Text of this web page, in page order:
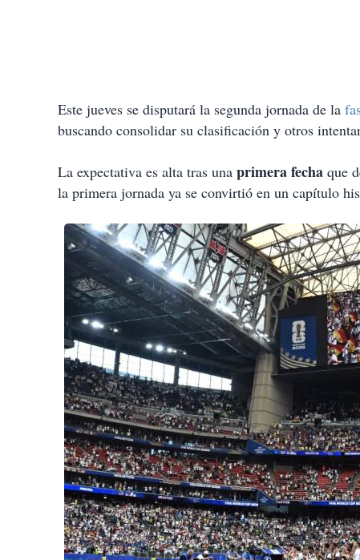
Este jueves se disputará la segunda jornada de la
buscando consolidar su clasificación y otros
La expectativa es alta tras una primera fecha que
la primera jornada ya se convirtió en un capítulo